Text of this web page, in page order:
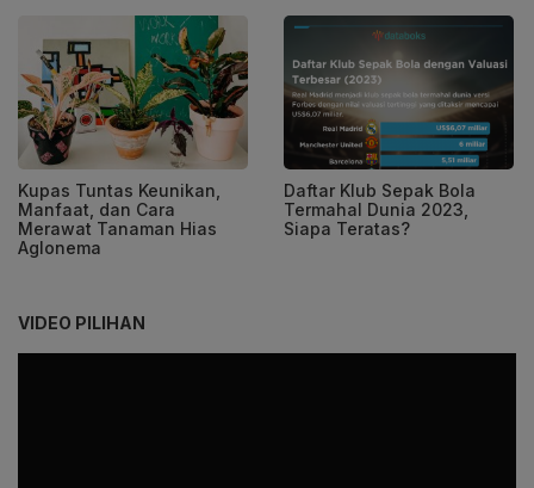
Kupas Tuntas Keunikan,
Manfaat, dan Cara
Merawat Tanaman Hias
Aglonema
Daftar Klub Sepak Bola
Termahal Dunia 2023,
Siapa Teratas?
VIDEO PILIHAN